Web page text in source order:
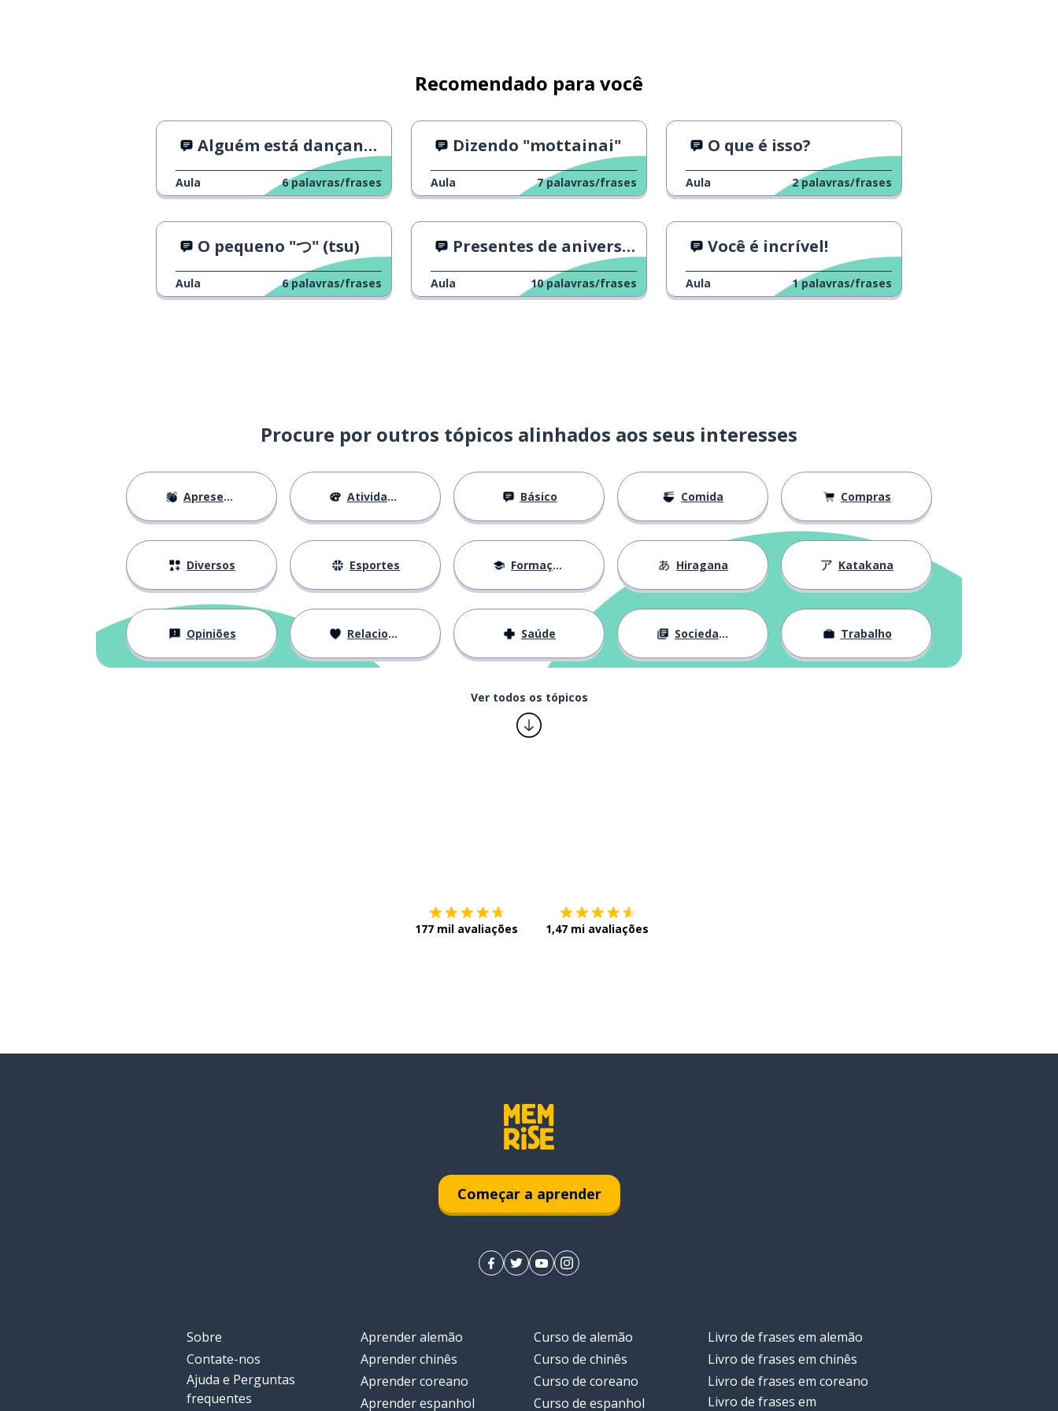
Recomendado para você
Alguém está dançando
Aula 6 palavras/frases
Dizendo "mottainai"
Aula 7 palavras/frases
O que é isso?
Aula 2 palavras/frases
O pequeno "つ" (tsu)
Aula 6 palavras/frases
Presentes de aniversário
Aula 10 palavras/frases
Você é incrível!
Aula 1 palavras/frases
Procure por outros tópicos alinhados aos seus interesses
Apresentações Atividades Básico Comida Compras
Diversos Esportes Formação Hiragana Katakana
Opiniões Relacionamentos Saúde Sociedade Trabalho
Ver todos os tópicos
177 mil avaliações 1,47 mi avaliações
Começar a aprender
Sobre
Contate-nos
Ajuda e Perguntas
frequentes
Aprender alemão
Aprender chinês
Aprender coreano
Aprender espanhol
Curso de alemão
Curso de chinês
Curso de coreano
Curso de espanhol
Livro de frases em alemão
Livro de frases em chinês
Livro de frases em coreano
Livro de frases em